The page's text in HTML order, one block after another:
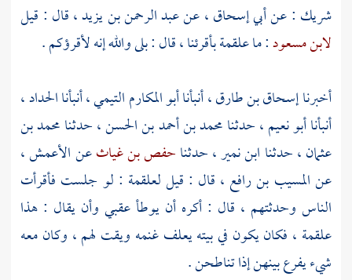
شريك : عنأبي إسحاق، عنعبد الرحمن بن يزيد، قال : قيل
لابن مسعود: ماعلقمةبأقرئنا ، قال : بلى والله إنه لأقرؤكم .
أخبرناإسحاق بن طارق، أنبأناأبو المكارم التيمي، أنبأناالحداد،
أنبأناأبو نعيم، حدثنامحمد بن أحمد بن الحسن، حدثنامحمد بن
عثمان، حدثنا ابن نمير، حدثناحفص بن غياثعنالأعمش،
عنالمسيب بن رافع ، قال : قيللعلقمة : لو جلست فأقرأت
الناس وحدثتهم ، قال : أكره أن يوطأ عقبي وأن يقال : هذا
علقمة ، فكان يكون في بيته يعلف غنمه ويقت لهم ، وكان معه
شيء يفرع بينهن إذا تناطحن .